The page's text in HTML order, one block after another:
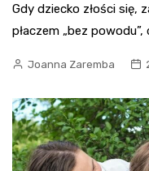
Gdy dziecko złości się,
płaczem „bez
Joanna Zaremba